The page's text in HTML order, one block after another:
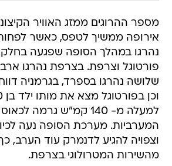
מספר ההרוגים ממזג האוויר
נהרגו במהלך הסופה שפגעה
פורטוגל וצרפת. בצרפת נהרגו
שלושה נהרגו בספרד, בגרמניה
למעלה מ- 140 קמ"ש גרמה
המערביות. מערכת הסופה נעה
וצפויה להגיע לדנמרק עוד הערב,
מהשירות המטרולוגי בצרפת.